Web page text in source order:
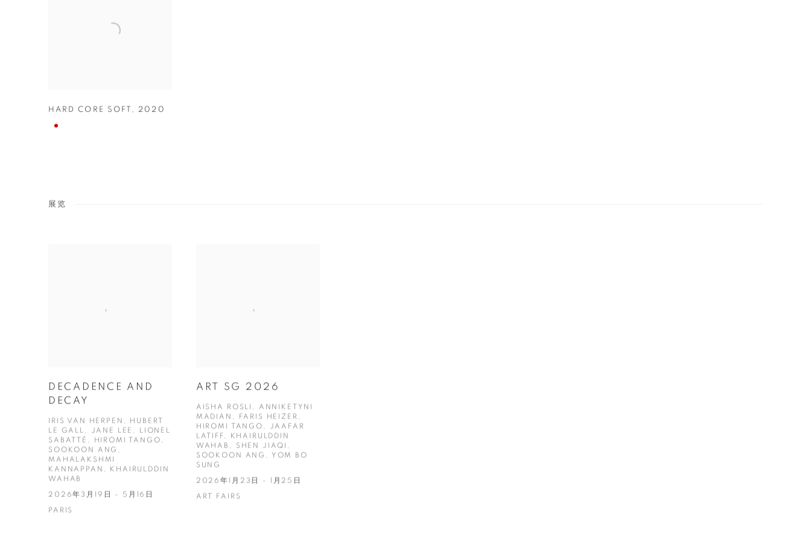
HARD CORE SOFT , 2020
展览
DECADENCE AND
DECAY
IRIS VAN HERPEN, HUBERT
LE GALL, JANE LEE, LIONEL
SABATTÉ, HIROMI TANGO,
SOOKOON ANG,
MAHALAKSHMI
KANNAPPAN, KHAIRULDDIN
WAHAB
2026年3月19日 - 5月16日
PARIS
ART SG 2026
AISHA ROSLI, ANNIKETYNI
MADIAN, FARIS HEIZER,
HIROMI TANGO, JAAFAR
LATIFF, KHAIRULDDIN
WAHAB, SHEN JIAQI,
SOOKOON ANG, YOM BO
SUNG
2026年1月23日 - 1月25日
ART FAIRS